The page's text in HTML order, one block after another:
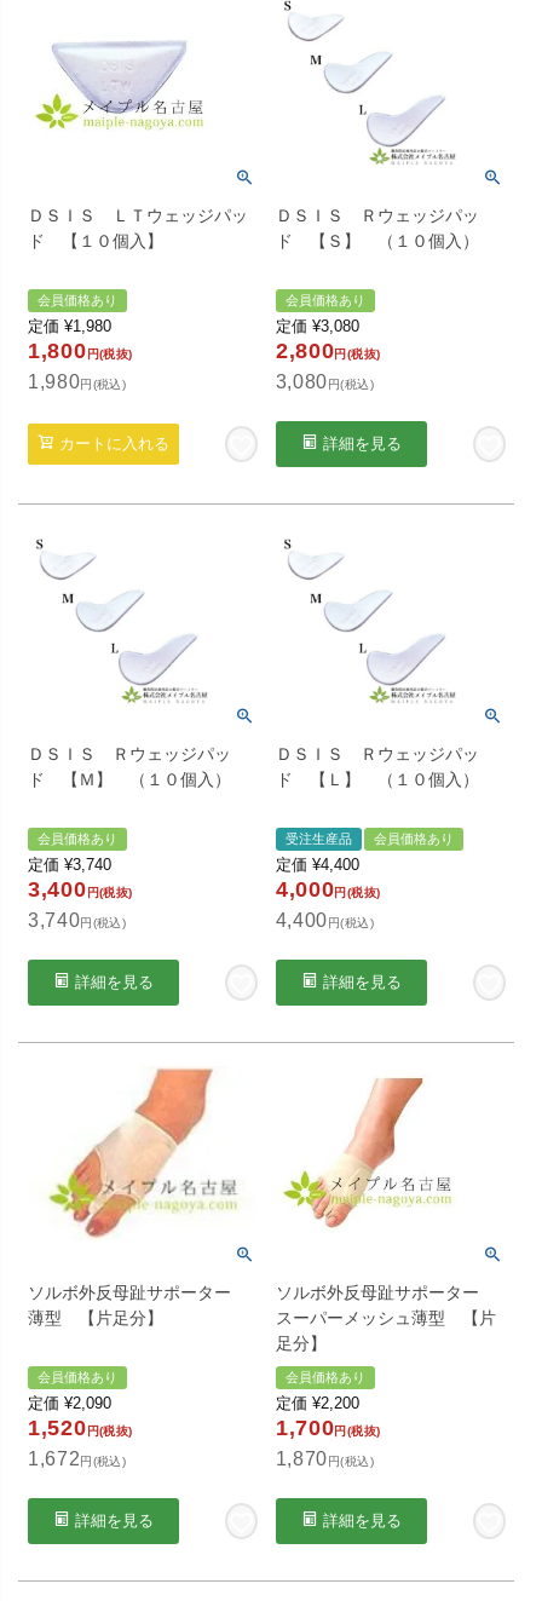
ＤＳＩＳ ＬＴウェッジパッ
ド 【１０個入】
会員価格あり
定価 ¥1,980
1,800 円(税抜)
1,980円(税込)
カートに入れる
ＤＳＩＳ Ｒウェッジパッ
ド 【Ｓ】 （１０個入）
会員価格あり
定価 ¥3,080
2,800円(税抜)
3,080円(税込)
詳細を見る
ＤＳＩＳ Ｒウェッジパッ
ド 【Ｍ】 （１０個入）
会員価格あり
定価 ¥3,740
3,400 円(税抜)
3,740円(税込)
詳細を見る
ＤＳＩＳ Ｒウェッジパッ
ド 【Ｌ】 （１０個入）
受注生産品 会員価格あり
定価 ¥4,400
4,000円(税抜)
4,400円(税込)
詳細を見る
ソルボ外反母趾サポーター
薄型 【片足分】
会員価格あり
定価 ¥2,090
1,520 円(税抜)
1,672円(税込)
詳細を見る
ソルボ外反母趾サポーター
スーパーメッシュ薄型 【片
足分】
会員価格あり
定価 ¥2,200
1,700円(税抜)
1,870円(税込)
詳細を見る